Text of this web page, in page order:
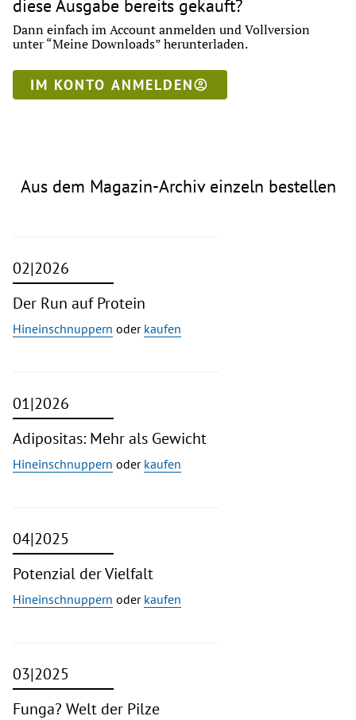
diese Ausgabe bereits gekauft?
Dann einfach im Account anmelden und Vollversion
unter “Meine Downloads” herunterladen.
IM KONTO ANMELDEN
Aus dem Magazin-Archiv einzeln bestellen
02|2026
Der Run auf Protein
Hineinschnuppern oder kaufen
01|2026
Adipositas: Mehr als Gewicht
Hineinschnuppern oder kaufen
04|2025
Potenzial der Vielfalt
Hineinschnuppern oder kaufen
03|2025
Funga? Welt der Pilze